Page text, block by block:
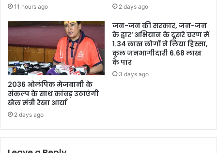
11 hours ago 2 days ago
2036 ओलंपिक मेजबानी के
संकल्प के साथ कांवड़ उठाएंगी
खेल मंत्री रेखा आर्या
2 days ago
जन-जन की सरकार, जन-जन
के द्वार’ अभियान के दूसरे चरण में
1.34 लाख लोगों ने लिया हिस्सा,
कुल जनभागीदारी 6.68 लाख
के पार
3 days ago